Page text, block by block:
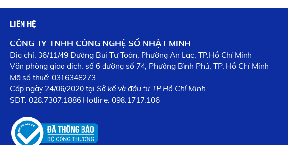
LIÊN HỆ
CÔNG TY TNHH CÔNG NGHỆ SỐ NHẬT MINH
Địa chỉ: 36/11/49 Đường Bùi Tư Toàn, Phường An Lạc, TP.Hồ Chí Minh
Văn phòng giao dịch: số 6 đường số 74, Phường Bình Phú, TP. Hồ Chí Minh
Mã số thuế: 0316348273
Cấp ngày 24/06/2020 tại Sở kế và đầu tư TP.Hồ Chí Minh
SĐT: 028.7307.1886 Hotline: 098.1717.106